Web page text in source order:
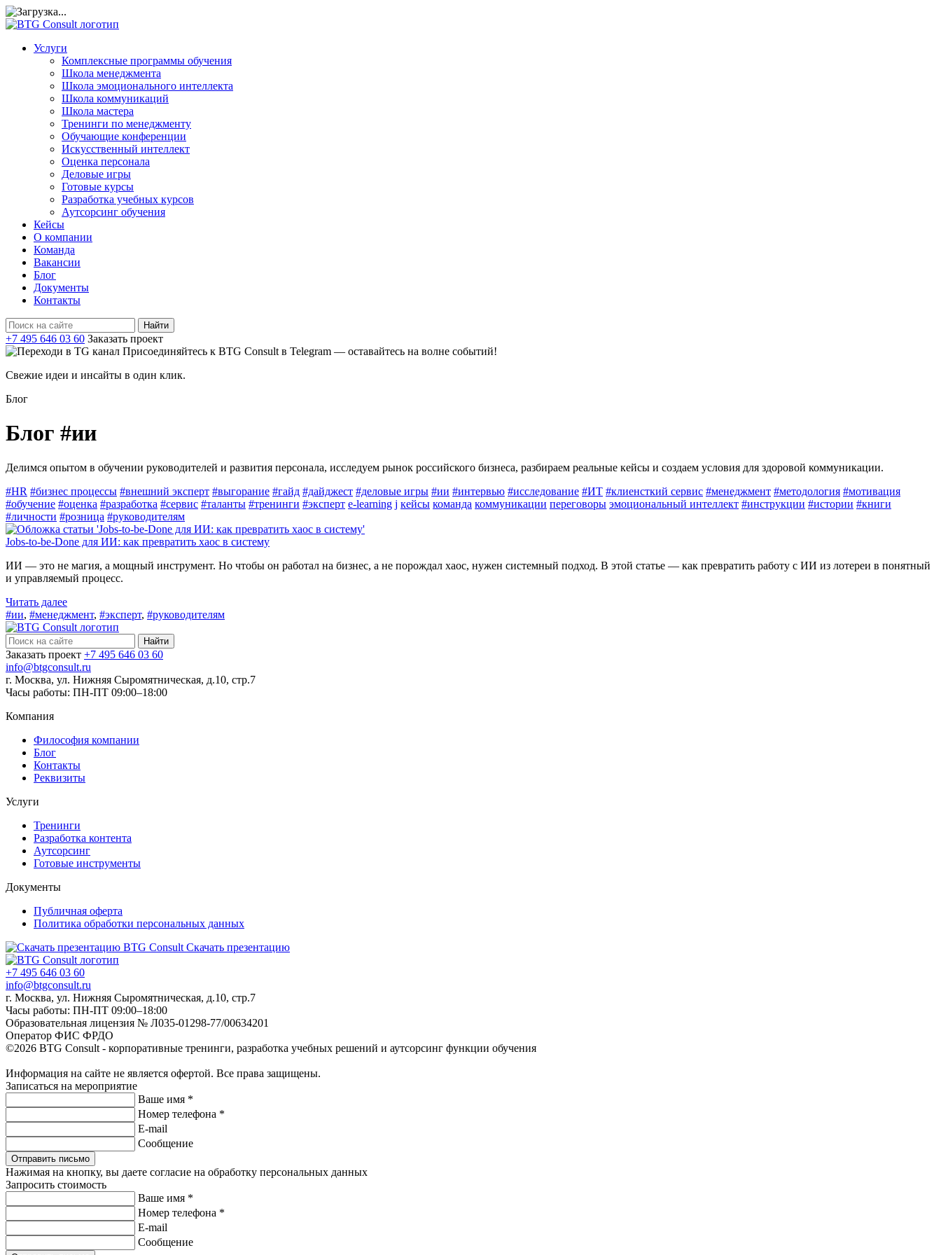
Услуги
Комплексные программы обучения
Школа менеджмента
Школа эмоционального интеллекта
Школа коммуникаций
Школа мастера
Тренинги по менеджменту
Обучающие конференции
Искусственный интеллект
Оценка персонала
Деловые игры
Готовые курсы
Разработка учебных курсов
Аутсорсинг обучения
Кейсы
О компании
Команда
Вакансии
Блог
Документы
Контакты
Найти:
+7 495 646 03 60 Заказать проект
Присоединяйтесь к BTG Consult в Telegram — оставайтесь на волне событий!
Свежие идеи и инсайты в один клик.
Блог
Блог #ии
Делимся опытом в обучении руководителей и развития персонала, исследуем рынок российского бизнеса, разбираем реальные кейсы и создаем условия для здоровой коммуникации.
#HR #бизнес процессы #внешний эксперт #выгорание #гайд #дайджест #деловые игры #ии #интервью #исследование #ИТ #клиенсткий сервис #менеджмент #методология #мотивация
#обучение #оценка #разработка #сервис #таланты #тренинги #эксперт e-learning j кейсы команда коммуникации переговоры эмоциональный интеллект #инструкции #истории #книги
#личности #розница #руководителям
Jobs-to-be-Done для ИИ: как превратить хаос в систему
ИИ — это не магия, а мощный инструмент. Но чтобы он работал на бизнес, а не порождал хаос, нужен системный подход. В этой статье — как превратить работу с ИИ из лотереи в понятный
и управляемый процесс.
Читать далее
#ии, #менеджмент, #эксперт, #руководителям
Найти:
Заказать проект +7 495 646 03 60
info@btgconsult.ru
г. Москва, ул. Нижняя Сыромятническая, д.10, стр.7
Часы работы: ПН-ПТ 09:00–18:00
Компания
Философия компании
Блог
Контакты
Реквизиты
Услуги
Тренинги
Разработка контента
Аутсорсинг
Готовые инструменты
Документы
Публичная оферта
Политика обработки персональных данных
Скачать презентацию
+7 495 646 03 60
info@btgconsult.ru
г. Москва, ул. Нижняя Сыромятническая, д.10, стр.7
Часы работы: ПН-ПТ 09:00–18:00
Образовательная лицензия № Л035-01298-77/00634201
Оператор ФИС ФРДО
©2026 BTG Consult - корпоративные тренинги, разработка учебных решений и аутсорсинг функции обучения
Информация на сайте не является офертой. Все права защищены.
Записаться на мероприятие
Ваше имя *
Номер телефона *
E-mail
Сообщение
Отправить письмо
Нажимая на кнопку, вы даете согласие на обработку персональных данных
Запросить стоимость
Ваше имя *
Номер телефона *
E-mail
Сообщение